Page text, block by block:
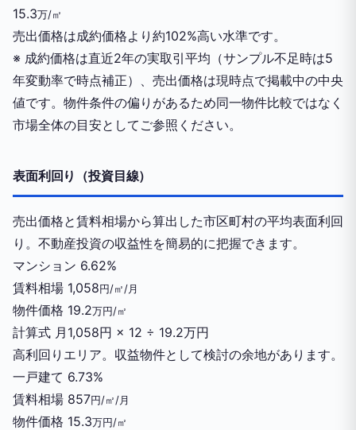
15.3万/㎡
売出価格は成約価格より約102%高い水準です。
※ 成約価格は直近2年の実取引平均（サンプル不足時は5
年変動率で時点補正）、売出価格は現時点で掲載中の中央
値です。物件条件の偏りがあるため同一物件比較ではなく
市場全体の目安としてご参照ください。
表面利回り（投資目線）
売出価格と賃料相場から算出した市区町村の平均表面利回
り。不動産投資の収益性を簡易的に把握できます。
マンション 6.62%
賃料相場 1,058円/㎡/月
物件価格 19.2万円/㎡
計算式 月1,058円 × 12 ÷ 19.2万円
高利回りエリア。収益物件として検討の余地があります。
一戸建て 6.73%
賃料相場 857円/㎡/月
物件価格 15.3万円/㎡